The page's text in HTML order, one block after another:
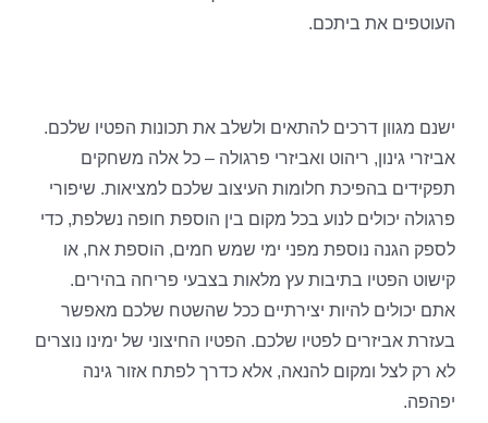
העוטפים את ביתכם.
ישנם מגוון דרכים להתאים ולשלב את תכונות הפטיו שלכם.
אביזרי גינון, ריהוט ואביזרי פרגולה – כל אלה משחקים
תפקידים בהפיכת חלומות העיצוב שלכם למציאות. שיפורי
פרגולה יכולים לנוע בכל מקום בין הוספת חופה נשלפת, כדי
לספק הגנה נוספת מפני ימי שמש חמים, הוספת אח, או
קישוט הפטיו בתיבות עץ מלאות בצבעי פריחה בהירים.
אתם יכולים להיות יצירתיים ככל שהשטח שלכם מאפשר
בעזרת אביזרים לפטיו שלכם. הפטיו החיצוני של ימינו נוצרים
לא רק לצל ומקום להנאה, אלא כדרך לפתח אזור גינה
יפהפה.